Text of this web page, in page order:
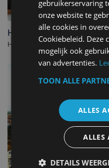
Hôtel du Beffroi
Hotel in Gravelines. - Frankrijk
gebruikerservaring
onze website te
alle cookies in
Cookiebeleid. Deze
mogelijk ook
van advertenties.
TOON ALLE
ALLES
ALLES
DETAILS